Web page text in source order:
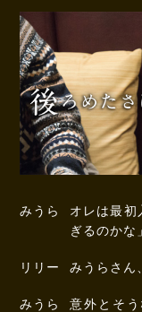
みうら
オレは最初
ぎるのかな
リリー みうらさん
みうら
意外とそ